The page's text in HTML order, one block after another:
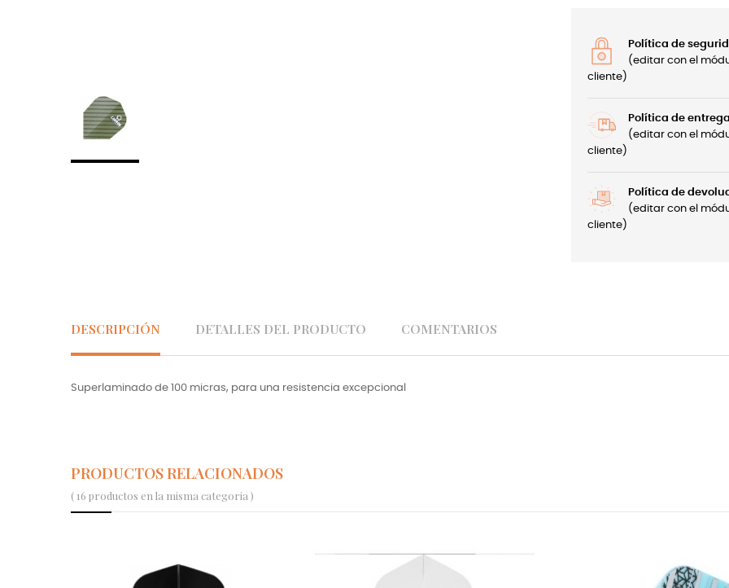
Política de
(editar con el
cliente)
Política de
(editar con el
cliente)
Política de
(editar con el
cliente)
DESCRIPCIÓN DETALLES DEL PRODUCTO COMENTARIOS
Superlaminado de 100 micras, para una resistencia excepcional
PRODUCTOS RELACIONADOS
( 16 productos en la misma categoria )